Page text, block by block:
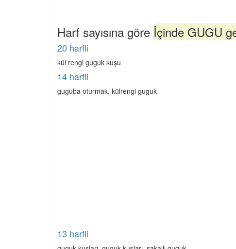
Harf sayısına göre İçinde GUGU
20 harfli
kül rengi guguk kuşu
14 harfli
guguba oturmak, külrengi guguk
13 harfli